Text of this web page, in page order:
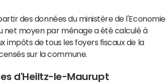
des données du ministère de l'Economie
net moyen par ménage a été calculé à
impôts de tous les foyers fiscaux de la
sur la commune.
d'Heiltz-le-Maurupt